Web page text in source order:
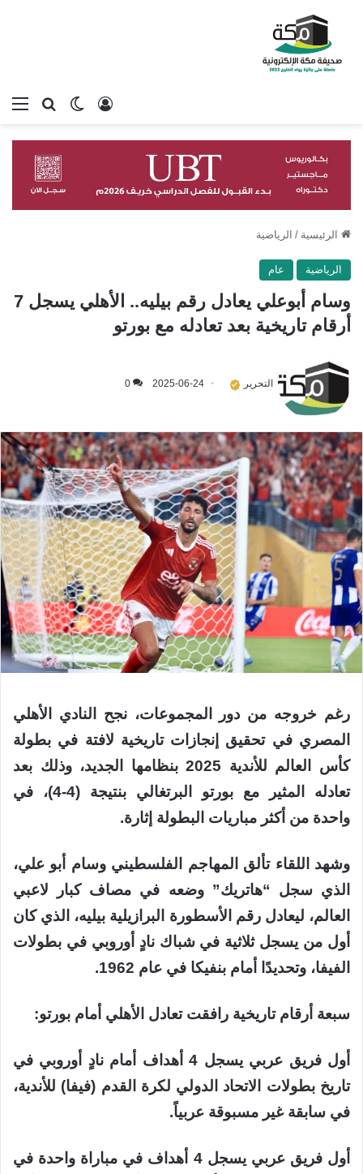
بحثالوضع
تسجيل الدخول
الرئيسية / الرياضية
الرياضية عام
وسام أبوعلي يعادل رقم بيليه.. الأهلي يسجل 7
أرقام تاريخية بعد تعادله مع بورتو
التحرير 2025-06-24
0
رغم خروجه من دور المجموعات، نجح النادي الأهلي
المصري في تحقيق إنجازات تاريخية لافتة في بطولة
كأس العالم للأندية 2025 بنظامها الجديد، وذلك بعد
تعادله المثير مع بورتو البرتغالي بنتيجة (4-4)، في
واحدة من أكثر مباريات البطولة إثارة.
وشهد اللقاء تألق المهاجم الفلسطيني وسام أبو علي،
الذي سجل “هاتريك” وضعه في مصاف كبار لاعبي
العالم، ليعادل رقم الأسطورة البرازيلية بيليه، الذي كان
أول من يسجل ثلاثية في شباك نادٍ أوروبي في بطولات
الفيفا، وتحديدًا أمام بنفيكا في عام 1962.
سبعة أرقام تاريخية رافقت تعادل الأهلي أمام بورتو:
أول فريق عربي يسجل 4 أهداف أمام نادٍ أوروبي في
تاريخ بطولات الاتحاد الدولي لكرة القدم (فيفا) للأندية،
في سابقة غير مسبوقة عربياً.
أول فريق عربي يسجل 4 أهداف في مباراة واحدة في